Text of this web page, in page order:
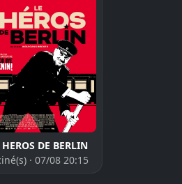
HEROS DE BERLIN
· 07/08 20:15